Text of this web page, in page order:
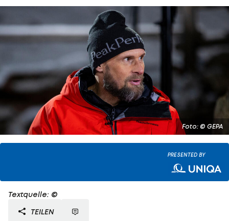
Foto: © GEPA
PRESENTED BY
Textquelle: ©
TEILEN